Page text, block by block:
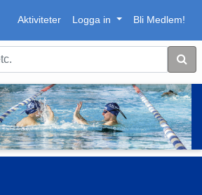
Aktiviteter Logga in Bli Medlem!
Sök